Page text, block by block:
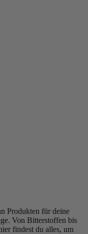
Produkten für deine
Von Bitterstoffen bis
findest du alles, um